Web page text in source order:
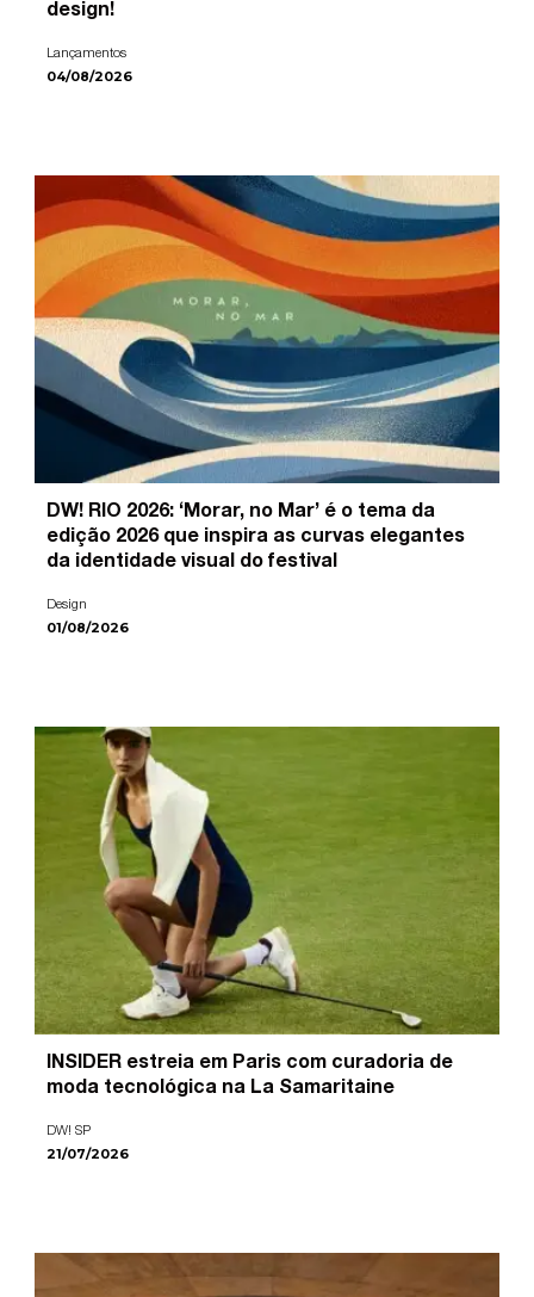
design!
Lançamentos
04/08/2026
DW! RIO 2026: ‘Morar, no Mar’ é o tema da
edição 2026 que inspira as curvas elegantes
da identidade visual do festival
Design
01/08/2026
INSIDER estreia em Paris com curadoria de
moda tecnológica na La Samaritaine
DW! SP
21/07/2026